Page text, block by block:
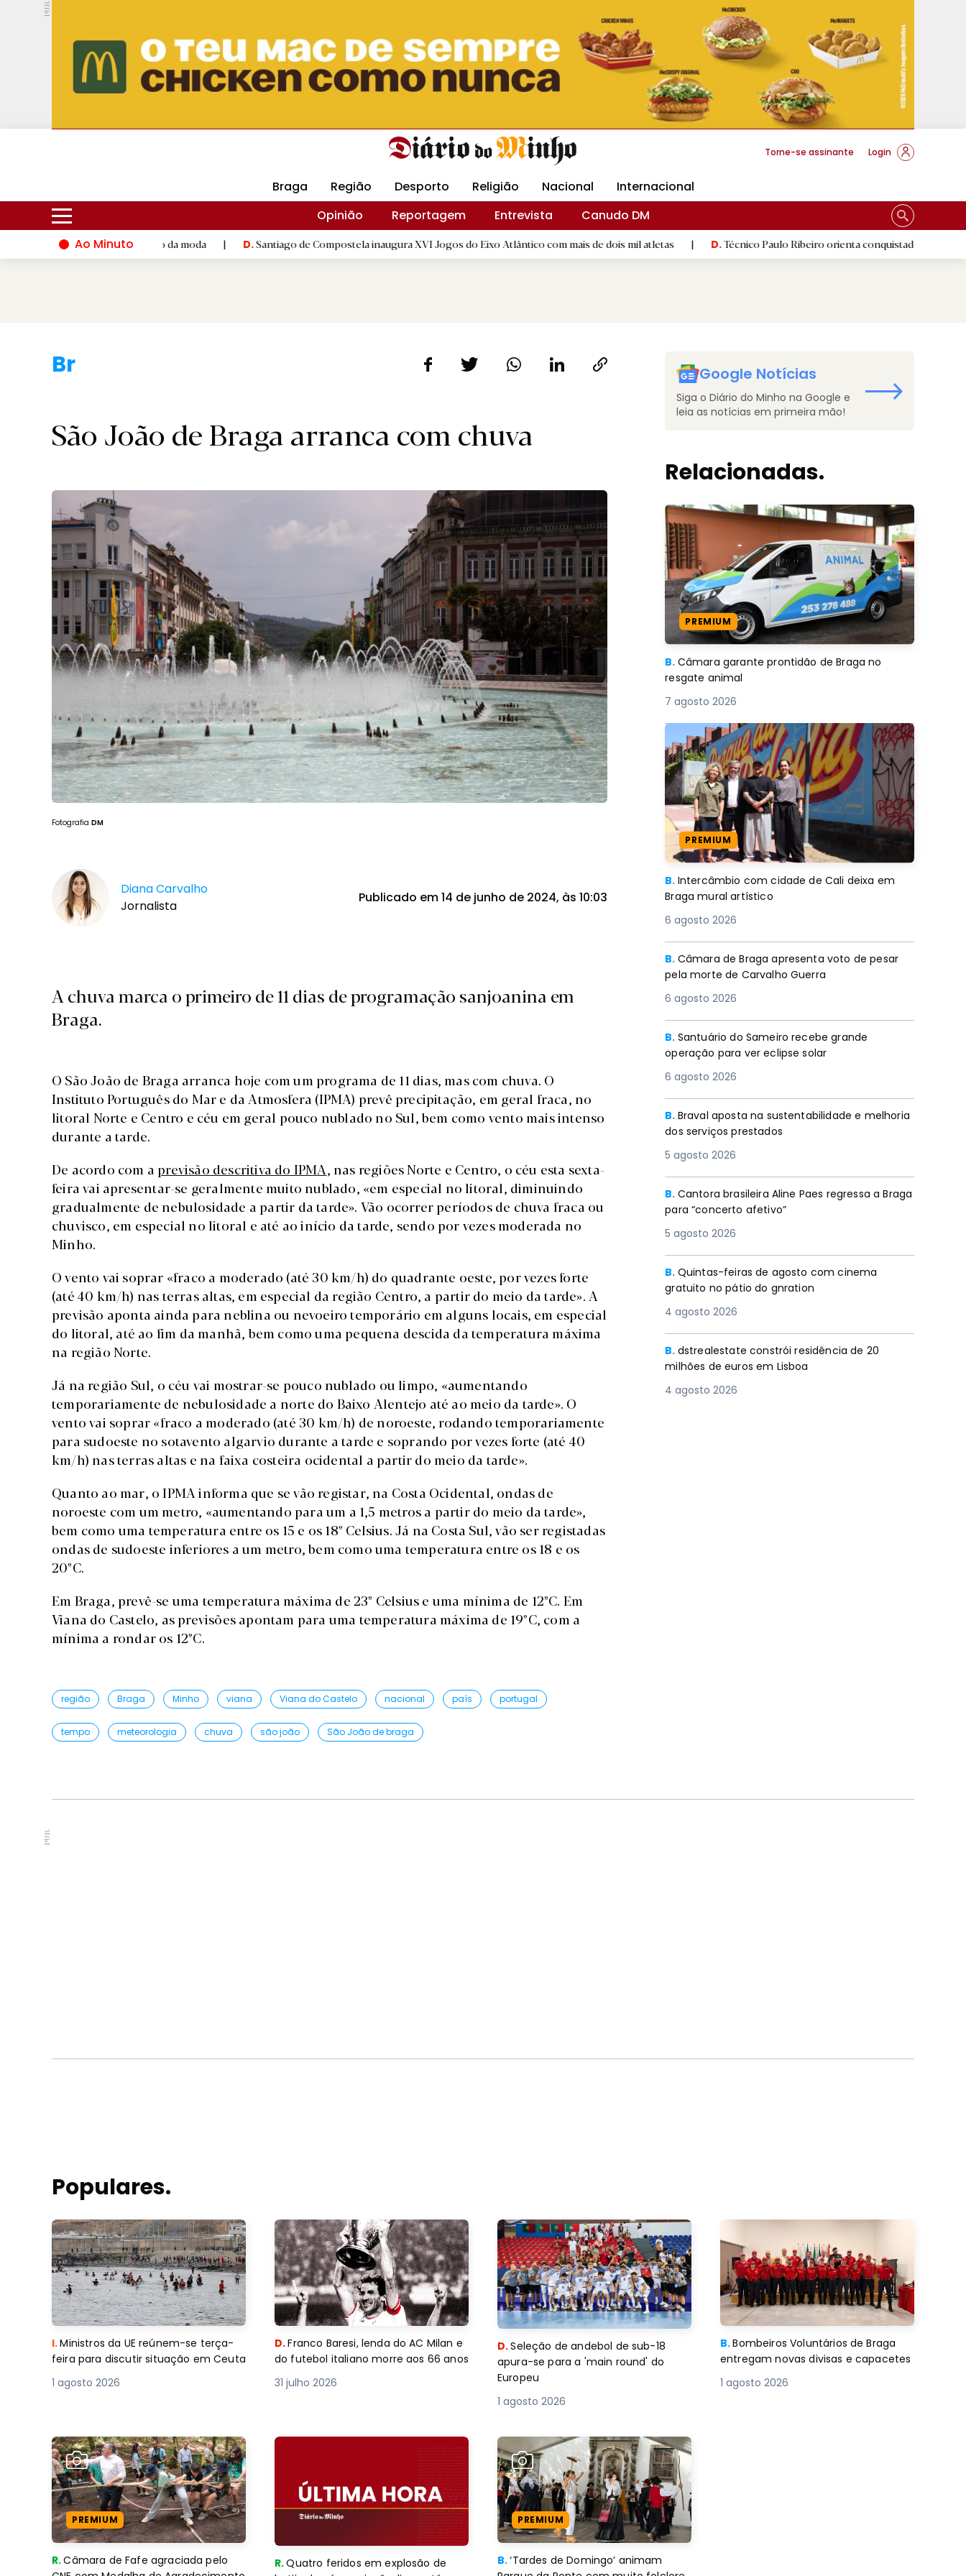
PUB.
Hoje 17ºC 30ºC DMtv Revista Minha Gráfica DM Livraria DM Arquidiocese Braga
Torne-se assinante Login
Braga Região Desporto Religião Nacional
Internacional
Opinião
Reportagem Entrevista
Canudo DM
Ao Minuto
inovação do mundo da moda D.Santiago de Compostela inaugura XVI Jogos do Eixo Atlântico com mais de dois mil atletas | D.Técnico Paulo Ribeiro orienta conquistadoras | D.
Braga.
São João de Braga arranca com chuva
Fotografia DM
Diana Carvalho
Jornalista
Publicado em 14 de junho de 2024, às 10:03
A chuva marca o primeiro de 11 dias de programação sanjoanina em
Braga.
O São João de Braga arranca hoje com um programa de 11 dias, mas com chuva. O
Instituto Português do Mar e da Atmosfera (IPMA) prevê precipitação, em geral fraca, no
litoral Norte e Centro e céu em geral pouco nublado no Sul, bem como vento mais intenso
durante a tarde.
De acordo com a previsão descritiva do IPMA, nas regiões Norte e Centro, o céu esta sexta-
feira vai apresentar-se geralmente muito nublado, «em especial no litoral, diminuindo
gradualmente de nebulosidade a partir da tarde». Vão ocorrer períodos de chuva fraca ou
chuvisco, em especial no litoral e até ao início da tarde, sendo por vezes moderada no
Minho.
O vento vai soprar «fraco a moderado (até 30 km/h) do quadrante oeste, por vezes forte
(até 40 km/h) nas terras altas, em especial da região Centro, a partir do meio da tarde». A
previsão aponta ainda para neblina ou nevoeiro temporário em alguns locais, em especial
do litoral, até ao fim da manhã, bem como uma pequena descida da temperatura máxima
na região Norte.
Já na região Sul, o céu vai mostrar-se pouco nublado ou limpo, «aumentando
temporariamente de nebulosidade a norte do Baixo Alentejo até ao meio da tarde». O
vento vai soprar «fraco a moderado (até 30 km/h) de noroeste, rodando temporariamente
para sudoeste no sotavento algarvio durante a tarde e soprando por vezes forte (até 40
km/h) nas terras altas e na faixa costeira ocidental a partir do meio da tarde».
Quanto ao mar, o IPMA informa que se vão registar, na Costa Ocidental, ondas de
noroeste com um metro, «aumentando para um a 1,5 metros a partir do meio da tarde»,
bem como uma temperatura entre os 15 e os 18º Celsius. Já na Costa Sul, vão ser registadas
ondas de sudoeste inferiores a um metro, bem como uma temperatura entre os 18 e os
20ºC.
Em Braga, prevê-se uma temperatura máxima de 23º Celsius e uma mínima de 12ºC. Em
Viana do Castelo, as previsões apontam para uma temperatura máxima de 19ºC, com a
mínima a rondar os 12ºC.
região Braga Minho viana Viana do Castelo nacional país portugal
tempo meteorologia chuva são joão São João de braga
Google Notícias
Siga o Diário do Minho na Google e
leia as notícias em primeira mão!
Relacionadas.
PREMIUM
B. Câmara garante prontidão de Braga no
resgate animal
7 agosto 2026
PREMIUM
B. Intercâmbio com cidade de Cali deixa em
Braga mural artístico
6 agosto 2026
B. Câmara de Braga apresenta voto de pesar
pela morte de Carvalho Guerra
6 agosto 2026
B. Santuário do Sameiro recebe grande
operação para ver eclipse solar
6 agosto 2026
B. Braval aposta na sustentabilidade e melhoria
dos serviços prestados
5 agosto 2026
B. Cantora brasileira Aline Paes regressa a Braga
para “concerto afetivo”
5 agosto 2026
B. Quintas-feiras de agosto com cinema
gratuito no pátio do gnration
4 agosto 2026
B. dstrealestate constrói residência de 20
milhões de euros em Lisboa
4 agosto 2026
PUB.
Populares.
I.Ministros da UE reúnem-se terça-
feira para discutir situação em Ceuta
1 agosto 2026
D.Franco Baresi, lenda do AC Milan e
do futebol italiano morre aos 66 anos
31 julho 2026
D.Seleção de andebol de sub-18
apura-se para a 'main round' do
Europeu
1 agosto 2026
B.Bombeiros Voluntários de Braga
entregam novas divisas e capacetes
1 agosto 2026
PREMIUM
R.Câmara de Fafe agraciada pelo
R.Quatro feridos em explosão de
PREMIUM
B.‘Tardes de Domingo’ animam